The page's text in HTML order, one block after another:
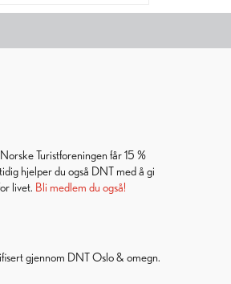
Turistforeningen får 15 %
hjelper du også DNT med å gi
livet. Bli medlem du også!
gjennom DNT Oslo & omegn.